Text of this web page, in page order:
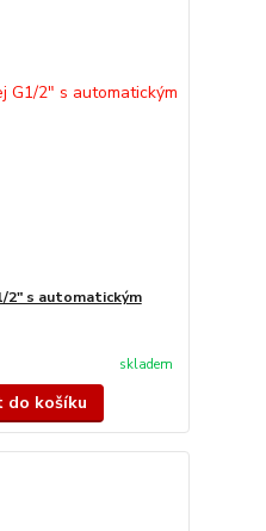
2" s automatickým
skladem
do košíku